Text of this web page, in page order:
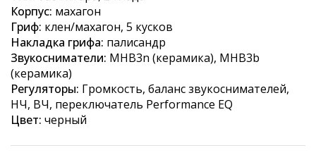
images
gallery
Корпус: махагон
Гриф: клен/махагон, 5 кусков
Накладка грифа: палисандр
Звукосниматели: MHB3n (керамика), MHB3b
(керамика)
Регуляторы: Громкость, баланс звукоснимателей,
НЧ, ВЧ, переключатель Performance EQ
Цвет: черный